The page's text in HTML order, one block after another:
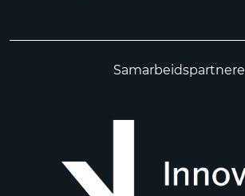
Samarbeidspartnere